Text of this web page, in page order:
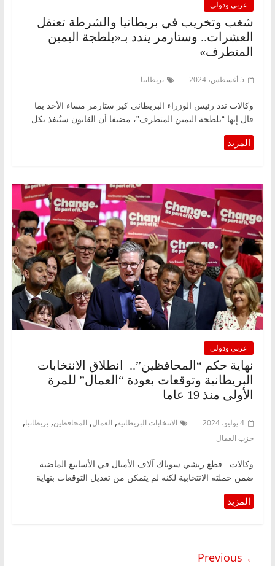
عربي ودولي
شغب وتخريب في بريطانيا والشرطة تعتقل
العشرات.. وستارمر يندد بـ«بلطجة اليمين
المتطرف»
5 أغسطس، 2024 بريطانيا
وكالات ندد رئيس الوزراء البريطاني كير ستارمر مساء الأحد بما
قال إنها “بلطجة اليمين المتطرف”، مضيفا أن القانون سيُنفذ بكل
عربي ودولي
نهاية حكم “المحافظين”.. انطلاق الانتخابات
البريطانية وتوقعات بعودة “العمال” للمرة
الأولى منذ 19 عاما
4 يوليو، 2024 الانتخابات البريطانية, العمال, المحافظين, بريطانيا,
حزب العمال
وكالات قطع ريشي سوناك آلاف الأميال في الأسابيع الماضية
ضمن حملته الانتخابية لكنه لم يتمكن من تعديل التوقعات بنهاية
← Previous